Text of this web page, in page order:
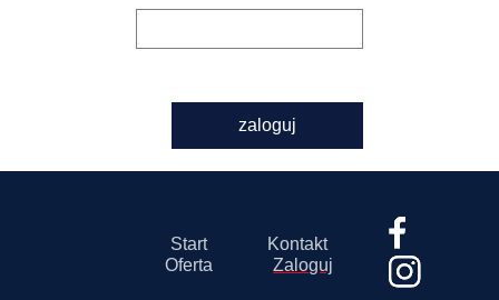
zaloguj
Start
Kontakt
Oferta
Zaloguj